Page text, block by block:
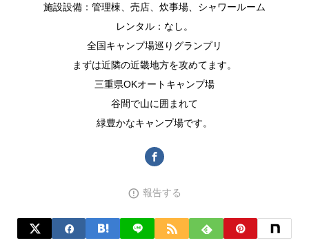
施設設備：管理棟、売店、炊事場、シャワールーム
レンタル：なし。
全国キャンプ場巡りグランプリ
まずは近隣の近畿地方を攻めてます。
三重県OKオートキャンプ場
谷間で山に囲まれて
緑豊かなキャンプ場です。
報告する